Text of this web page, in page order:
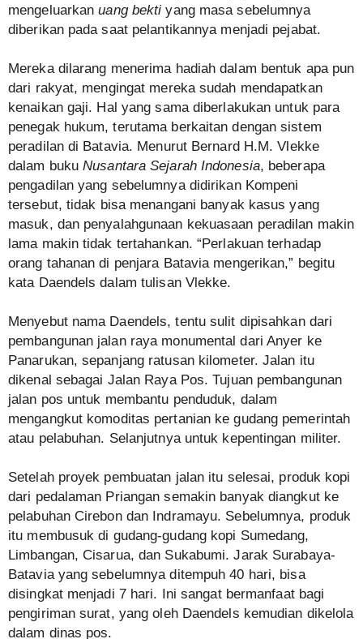
mengeluarkanuang bekti yang masa sebelumnya
diberikan pada saat pelantikannya menjadi pejabat.
Mereka dilarang menerima hadiah dalam bentuk apa pun
dari rakyat, mengingat mereka sudah mendapatkan
kenaikan gaji. Hal yang sama diberlakukan untuk para
penegak hukum, terutama berkaitan dengan sistem
peradilan di Batavia. Menurut Bernard H.M. Vlekke
dalam bukuNusantara Sejarah Indonesia, beberapa
pengadilan yang sebelumnya didirikan Kompeni
tersebut, tidak bisa menangani banyak kasus yang
masuk, dan penyalahgunaan kekuasaan peradilan makin
lama makin tidak tertahankan. “Perlakuan terhadap
orang tahanan di penjara Batavia mengerikan,” begitu
kata Daendels dalam tulisan Vlekke.
Menyebut nama Daendels, tentu sulit dipisahkan dari
pembangunan jalan raya monumental dari Anyer ke
Panarukan, sepanjang ratusan kilometer. Jalan itu
dikenal sebagai Jalan Raya Pos. Tujuan pembangunan
jalan pos untuk membantu penduduk, dalam
mengangkut komoditas pertanian ke gudang pemerintah
atau pelabuhan. Selanjutnya untuk kepentingan militer.
Setelah proyek pembuatan jalan itu selesai, produk kopi
dari pedalaman Priangan semakin banyak diangkut ke
pelabuhan Cirebon dan Indramayu. Sebelumnya, produk
itu membusuk di gudang-gudang kopi Sumedang,
Limbangan, Cisarua, dan Sukabumi. Jarak Surabaya-
Batavia yang sebelumnya ditempuh 40 hari, bisa
disingkat menjadi 7 hari. Ini sangat bermanfaat bagi
pengiriman surat, yang oleh Daendels kemudian dikelola
dalam dinas pos.